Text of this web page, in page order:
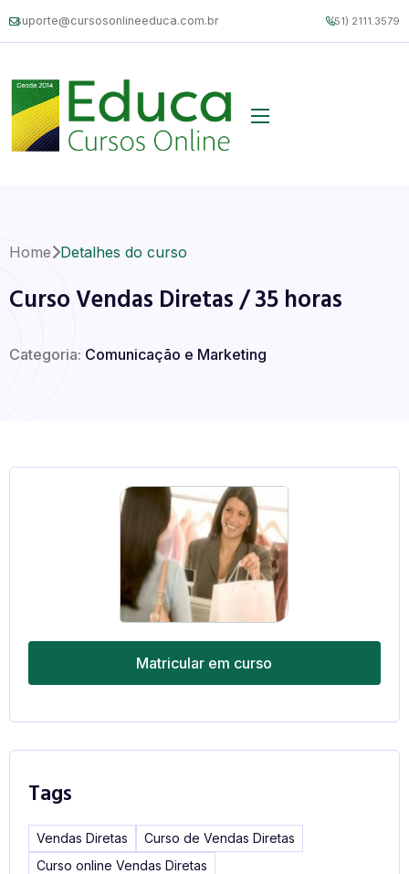
suporte@cursosonlineeduca.com.br (51) 2111.3579
Home Detalhes do curso
Curso Vendas Diretas / 35 horas
Categoria: Comunicação e Marketing
Matricular em curso
Tags
Vendas Diretas
Curso de Vendas Diretas
Curso online Vendas Diretas